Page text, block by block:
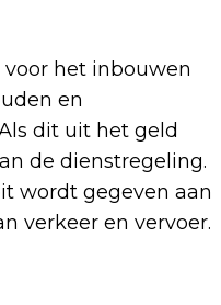
het inbouwen
en
dit uit het geld
de dienstregeling.
wordt gegeven aan
verkeer en vervoer.